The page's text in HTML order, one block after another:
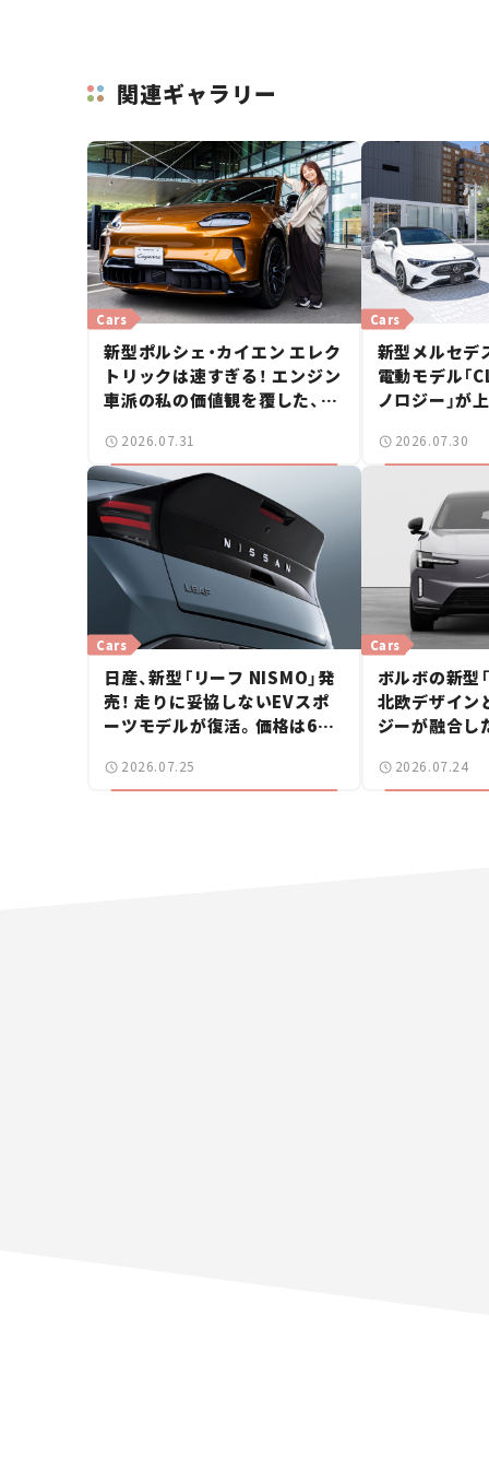
関連ギャラリー
Cars
新型ポルシェ・カイエン エレク
トリックは速すぎる！ エンジン
車派の私の価値観を覆した、新
2026.07.31
Cars
新型メルセデ
電動モデル「
ノロジー」が
ース】
2026.07.30
Cars
日産、新型「リーフ NISMO」発
売！ 走りに妥協しないEVスポ
ーツモデルが復活。価格は660
2026.07.25
Cars
ボルボの新型
北欧デザイン
ジーが融合し
2026.07.24